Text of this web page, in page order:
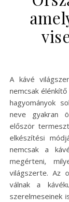
A kávé világszerte az egyik legkedveltebb ital, amely
nemcsak
hagyományok
neve gyakran
először
elkészítési
nemcsak a
megérteni,
világszerte. Az
válnak a
szerelmeseinek